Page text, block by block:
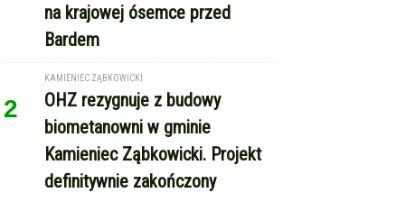
na krajowej ósemce przed
Bardem
2
KAMIENIEC ZĄBKOWICKI
OHZ rezygnuje z budowy
biometanowni w gminie
Kamieniec Ząbkowicki. Projekt
definitywnie zakończony